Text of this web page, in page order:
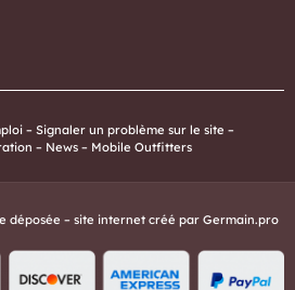
– Signaler un problème sur le site –
– News – Mobile Outfitters
déposée – site internet créé par Germain.pro